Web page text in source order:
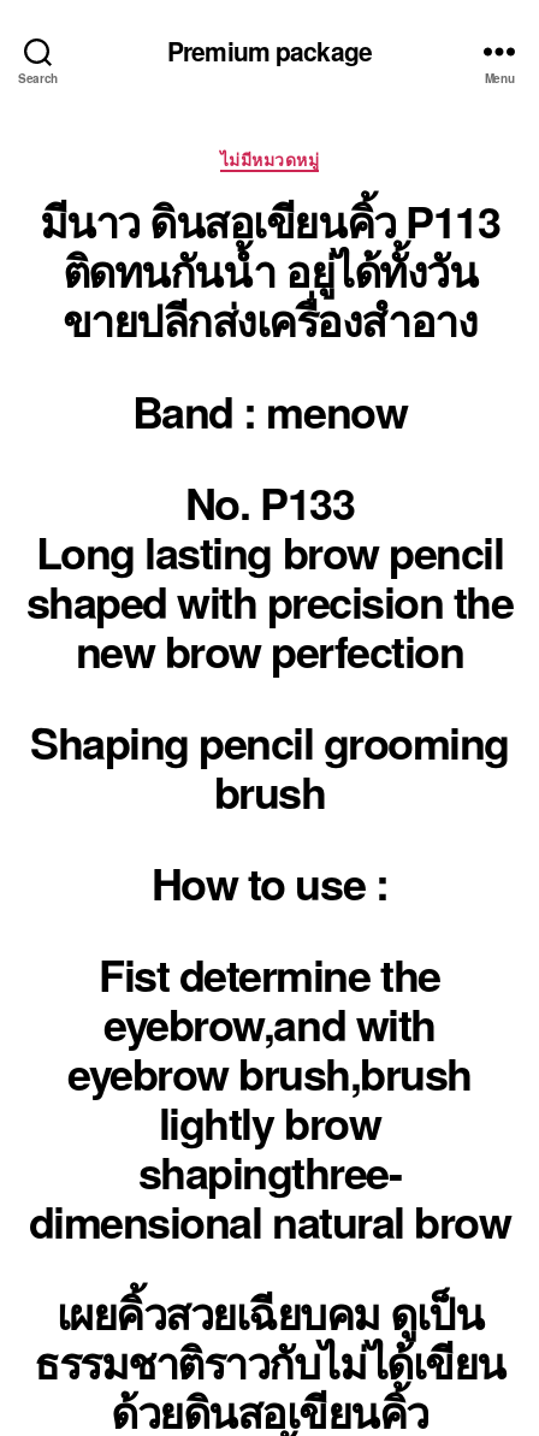
Search
Premium package
Menu
Categories
ไม่มีหมวดหมู่
มีนาว ดินสอเขียนคิ้ว P113
ติดทนกันน้ำ อยู่ได้ทั้งวัน
ขายปลีกส่งเครื่องสำอาง
Band : menow
No. P133
Long lasting brow pencil
shaped with precision the
new brow perfection
Shaping pencil grooming
brush
How to use :
Fist determine the
eyebrow,and with
eyebrow brush,brush
lightly brow
shapingthree-
dimensional natural brow
เผยคิ้วสวยเฉียบคม ดูเป็น
ธรรมชาติราวกับไม่ได้เขียน
ด้วยดินสอเขียนคิ้ว